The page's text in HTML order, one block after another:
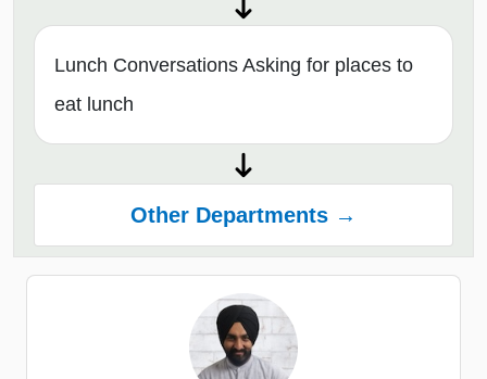
Lunch Conversations Asking for places to
eat lunch
Other Departments →